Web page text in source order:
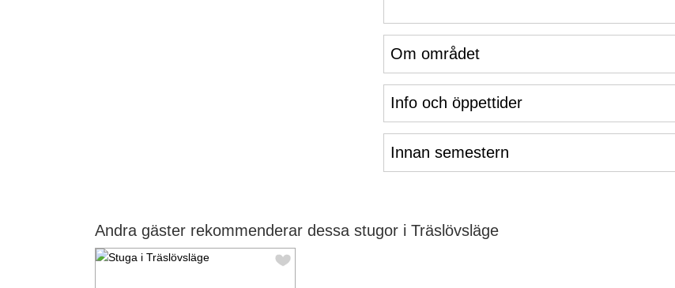
Om området
Info och öppettider
Innan semestern
Andra gäster rekommenderar dessa stugor i Träslövsläge